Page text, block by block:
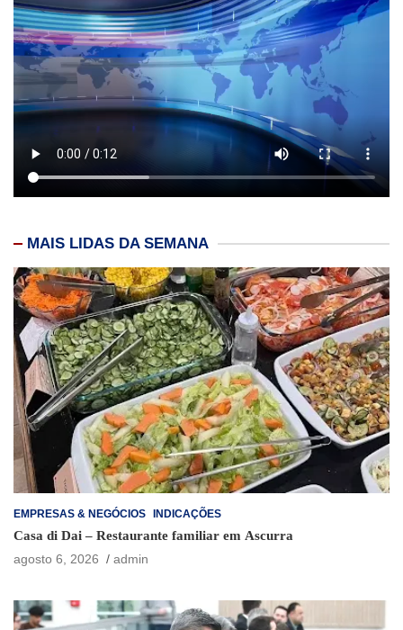
MAIS LIDAS DA SEMANA
EMPRESAS & NEGÓCIOS INDICAÇÕES
Casa di Dai – Restaurante familiar em Ascurra
agosto 6, 2026
admin